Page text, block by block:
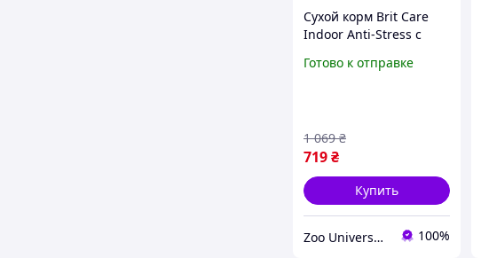
Сухой корм Brit Care
Indoor Anti-Stress с
кошек и снижения
Готово к отправке
719₴
1 069 ₴
Купить
Zoo Universe — зоотовари для домашніх улюбленців 100%